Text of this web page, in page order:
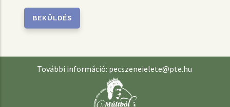
További információ: pecszeneielete@pte.hu